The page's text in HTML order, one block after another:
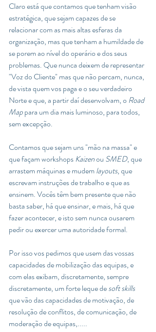
Claro está que contamos que tenham visão
estratégica, que sejam capazes de se
relacionar com as mais altas esferas da
organização, mas que tenham a humildade de
se porem ao nível do operário e dos seus
problemas. Que nunca deixem de representar
"Voz do Cliente" mas que não percam, nunca,
de vista quem vos paga e o seu verdadeiro
Norte e que, a partir daí desenvolvam, o Road
Map para um dia mais luminoso, para todos,
sem excepção.
Contamos que sejam uns "mão na massa" e
que façam workshops Kaizen ou SMED, que
arrastem máquinas e mudem layouts, que
escrevam instruções de trabalho e que as
ensinem. Vocês têm bem presente que não
basta saber, há que ensinar, e mais, há que
fazer acontecer, e isto sem nunca ousarem
pedir ou exercer uma autoridade formal.
Por isso vos pedimos que usem das vossas
capacidades de mobilização das equipas, e
com elas exibam, discretamente, sempre
discretamente, um forte leque de soft skills
que vão das capacidades de motivação, de
resolução de conflitos, de comunicação, de
moderação de equipas,.....